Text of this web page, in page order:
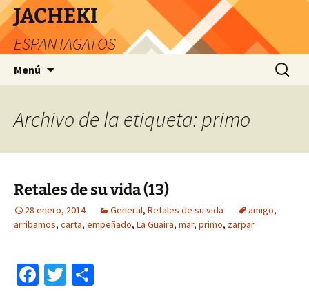
JACHEKI
ESPANTAGATOS
Menú Buscar:
Archivo de la etiqueta: primo
Retales de su vida (13)
28 enero, 2014 General, Retales de su vida amigo,
arribamos, carta, empeñado, La Guaira, mar, primo, zarpar
Fa T